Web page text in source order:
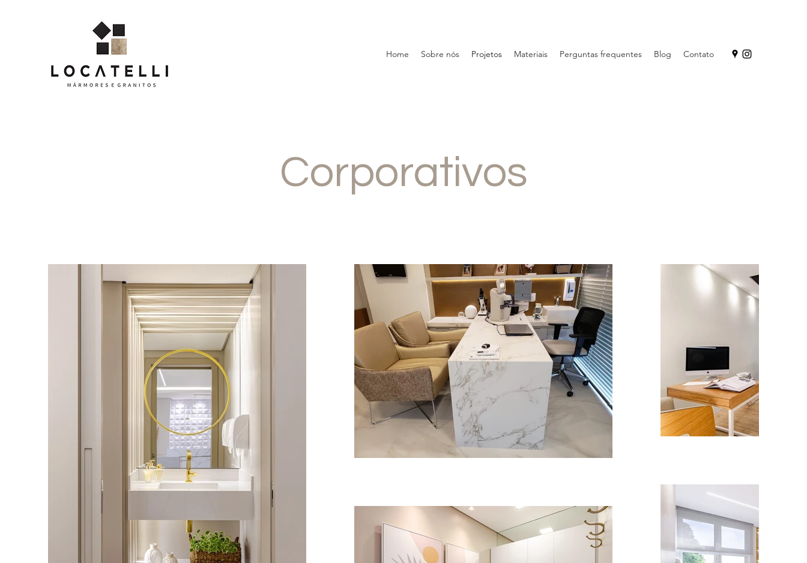
Home Sobre nós Projetos Materiais Perguntas frequentes Blog Contato
Corporativos